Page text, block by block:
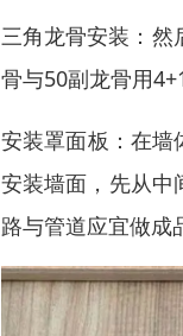
三角龙骨安装：然
骨与50副龙骨用
安装罩面板：在
安装墙面，先从中
路与管道应宜做成